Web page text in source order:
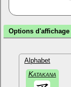
Options d'affichage
Alphabet
Katakana